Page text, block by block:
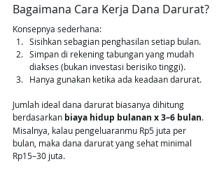
Bagaimana Cara Kerja Dana Darurat?
Konsepnya sederhana:
Sisihkan sebagian penghasilan setiap bulan.
Simpan di rekening tabungan yang mudah
diakses (bukan investasi berisiko tinggi).
Hanya gunakan ketika ada keadaan darurat.
Jumlah ideal dana darurat biasanya dihitung
berdasarkan biaya hidup bulanan x 3–6 bulan.
Misalnya, kalau pengeluaranmu Rp5 juta per
bulan, maka dana darurat yang sehat minimal
Rp15–30 juta.